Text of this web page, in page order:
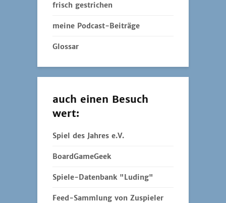
frisch gestrichen
meine Podcast-Beiträge
Glossar
auch einen Besuch
wert:
Spiel des Jahres e.V.
BoardGameGeek
Spiele-Datenbank "Luding"
Feed-Sammlung von Zuspieler